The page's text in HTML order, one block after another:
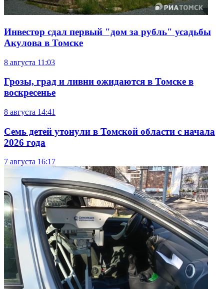
Инвестор сдал первый "дом за рубль" усадьбы
Акулова в Томске
8 августа 11:03
Грозы, град и ливни ожидаются в Томске в
воскресенье
8 августа 14:41
Семь детей утонули в Томской области с начала
2026 года
7 августа 16:17